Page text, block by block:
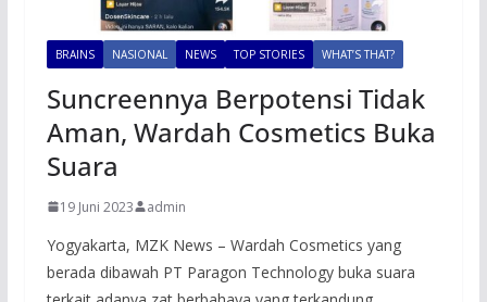
BRAINS NASIONAL NEWS TOP STORIES WHAT’S THAT?
Suncreennya Berpotensi Tidak
Aman, Wardah Cosmetics Buka
Suara
19 Juni 2023 admin
Yogyakarta, MZK News – Wardah Cosmetics yang
berada dibawah PT Paragon Technology buka suara